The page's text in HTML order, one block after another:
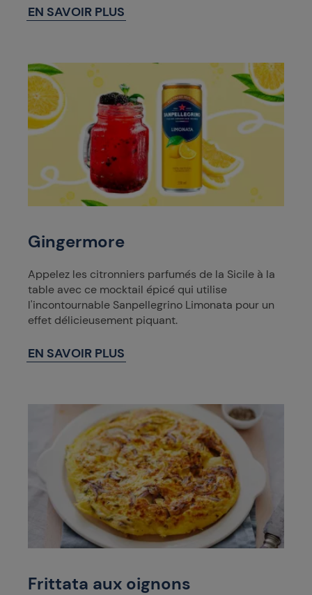
EN SAVOIR PLUS
Gingermore
Appelez les citronniers parfumés de la Sicile à la
table avec ce mocktail épicé qui utilise
l'incontournable Sanpellegrino Limonata pour un
effet délicieusement piquant.
EN SAVOIR PLUS
Frittata aux oignons